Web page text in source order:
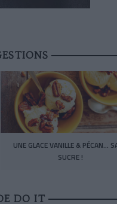
UNE GLACE VANILLE & PÉCAN…
SUCRE !
DO IT